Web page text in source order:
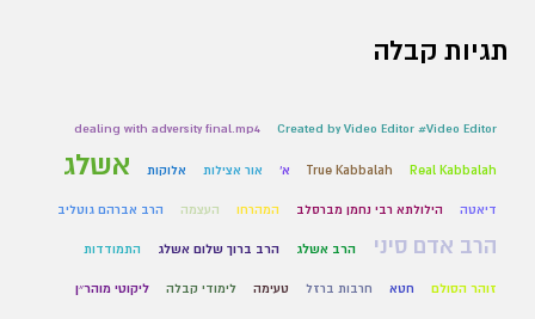
תגיות קבלה
Created by Video Editor #Video Editor
dealing with adversity final.mp4
Real Kabbalah
True Kabbalah א' אור אצילות אלוקות אשלג
דיאטה הילולתא רבי נחמן מברסלב המהרחו העצמה הרב אברהם גוטליב
הרב אדם סיני הרב אשלג הרב ברוך שלום אשלג התמודדות
זוהר הסולם חטא חרבות ברזל טעימה לימודי קבלה ליקוטי מוהר״ן